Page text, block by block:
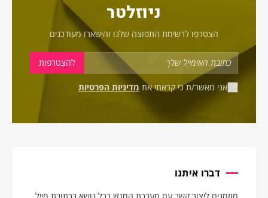
ניוזלטר
הצטרפו לרשימת התפוצה שלנו והישארו מעודכנים
אני מאשר/ת כי קראתי את מדיניות הפרטיות
דברו איתנו